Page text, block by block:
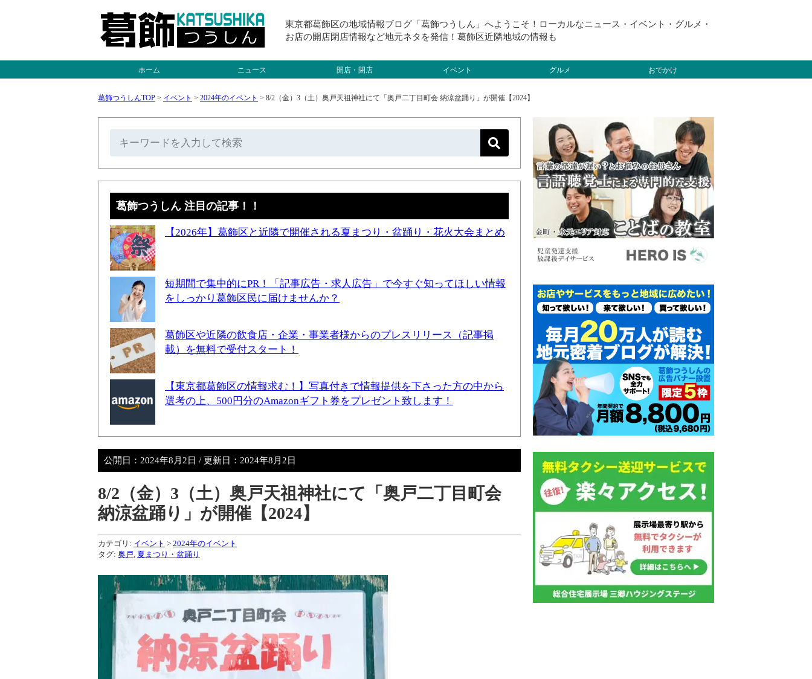
東京都葛飾区の地域情報ブログ「葛飾つうしん」へようこそ！ローカルなニュース・イベント・グルメ・
お店の開店閉店情報など地元ネタを発信！葛飾区近隣地域の情報も
ホーム ニュース 開店・閉店 イベント グルメ おでかけ
葛飾つうしんTOP > イベント > 2024年のイベント > 8/2（金）3（土）奥戸天祖神社にて「奥戸二丁目町会 納涼盆踊り」が開催【2024】
葛飾つうしん 注目の記事！！
【2026年】葛飾区と近隣で開催される夏まつり・盆踊り・花火大会まとめ
短期間で集中的にPR！「記事広告・求人広告」で今すぐ知ってほしい情報
をしっかり葛飾区民に届けませんか？
葛飾区や近隣の飲食店・企業・事業者様からのプレスリリース（記事掲
載）を無料で受付スタート！
【東京都葛飾区の情報求む！】写真付きで情報提供を下さった方の中から
選考の上、500円分のAmazonギフト券をプレゼント致します！
公開日： 2024年8月2日 / 更新日： 2024年8月2日
8/2（金）3（土）奥戸天祖神社にて「奥戸二丁目町会
納涼盆踊り」が開催【2024】
カテゴリ: イベント > 2024年のイベント
タグ: 奥戸 夏まつり・盆踊り